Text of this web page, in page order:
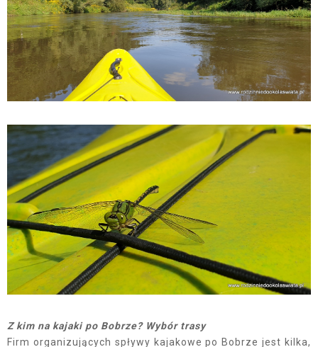
Z kim na kajaki po Bobrze? Wybór trasy
Firm organizujących spływy kajakowe po Bobrze jest kilka,